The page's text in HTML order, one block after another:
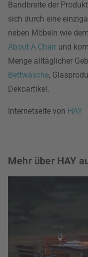
Bandbreite der
sich durch eine
neben Möbeln wie
About A Chair und
Menge alltäglicher
Bettwäsche,
Dekoartikel.
Internetseite von HAY
Mehr über HAY